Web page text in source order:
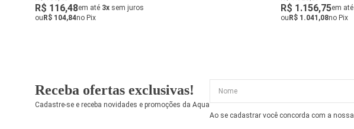
R$ 116,48em até 3x sem juros
ouR$ 104,84no Pix
R$ 1.156,75em até
ouR$ 1.041,08no Pix
Receba ofertas exclusivas!
Cadastre-se e receba novidades e promoções da Aqua
Ao se cadastrar você concorda com a nossa